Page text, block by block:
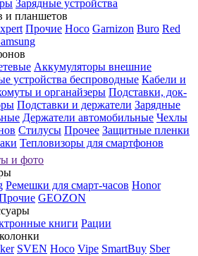
Зарядные устройства
и планшетов
Прочие Hoco Garnizon Buro Red
Аккумуляторы внешние
устройства беспроводные Кабели и
и органайзеры Подставки, док-
Подставки и держатели Зарядные
Держатели автомобильные Чехлы
Стилусы Прочее Защитные пленки
Тепловизоры для смартфонов
и фото
Ремешки для смарт-часов Honor
GEOZON
книги Рации
SVEN Hoco Vipe SmartBuy Sber